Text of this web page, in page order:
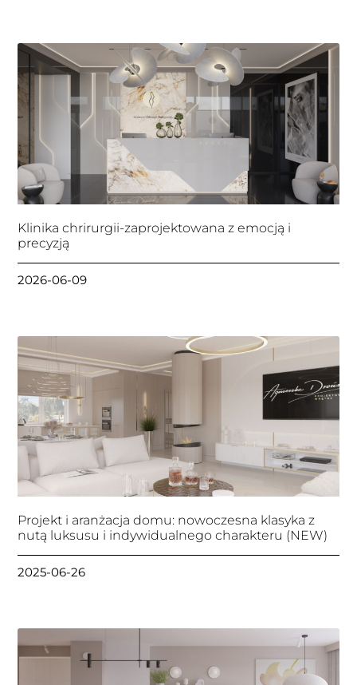
Klinika chrirurgii-zaprojektowana z emocją i
precyzją
2026-06-09
Projekt i aranżacja domu: nowoczesna klasyka z
nutą luksusu i indywidualnego charakteru (NEW)
2025-06-26